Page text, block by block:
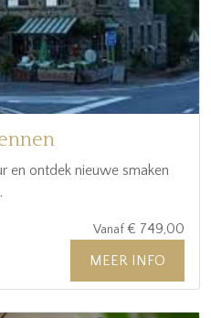
en ontdek nieuwe smaken
Vanaf€ 749,00
MEER INFO